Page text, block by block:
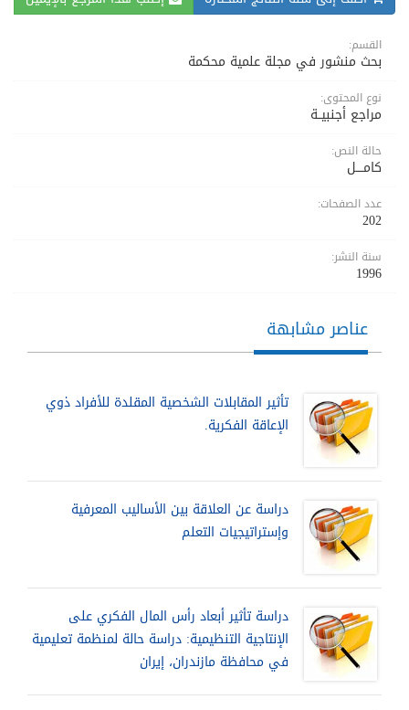
القسم:
بحث منشور في مجلة علمية محكمة
نوع المحتوى:
مراجع أجنبيــة
حالة النص:
كامــــل
عدد الصفحات:
202
سنة النشر:
1996
عناصر مشابهة
تأثير المقابلات الشخصية المقلدة للأفراد ذوي
الإعاقة الفكرية.
دراسة عن العلاقة بين الأساليب المعرفية
وإستراتيجيات التعلم
دراسة تأثير أبعاد رأس المال الفكري على
الإنتاجية التنظيمية: دراسة حالة لمنظمة تعليمية
في محافظة مازندران، إيران